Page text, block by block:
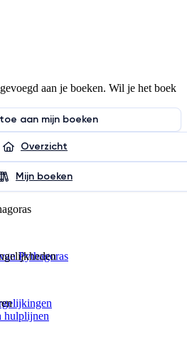
aan je boeken. Wil je het boek
aan mijn boeken
Overzicht
Mijn boeken
Pythagoras
hulplijnen